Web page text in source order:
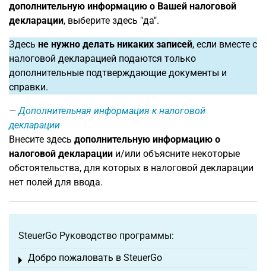
дополнительную информацию о Вашей налоговой
декларации, выберите здесь "да".
Здесь не нужно делать никаких записей, если вместе с
налоговой декларацией подаются только
дополнительные подтверждающие документы и
справки.
Дополнительная информация к налоговой
декларации
Внесите здесь дополнительную информацию о
налоговой декларации и/или объясните некоторые
обстоятельства, для которых в налоговой декларации
нет полей для ввода.
SteuerGo Руководство программы:
Добро пожаловать в SteuerGo
Toggle menu